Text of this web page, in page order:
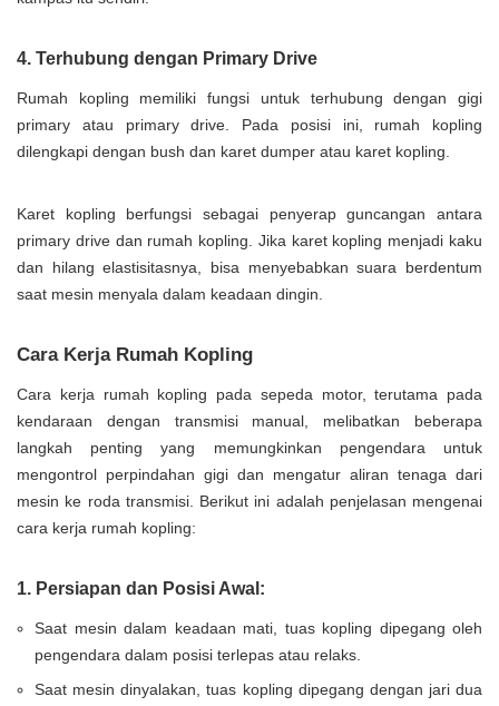
4. Terhubung dengan Primary Drive
Rumah kopling memiliki fungsi untuk terhubung dengan gigi
primary atau primary drive. Pada posisi ini, rumah kopling
dilengkapi dengan bush dan karet dumper atau karet kopling.
Karet kopling berfungsi sebagai penyerap guncangan antara
primary drive dan rumah kopling. Jika karet kopling menjadi kaku
dan hilang elastisitasnya, bisa menyebabkan suara berdentum
saat mesin menyala dalam keadaan dingin.
Cara Kerja Rumah Kopling
Cara kerja rumah kopling pada sepeda motor, terutama pada
kendaraan dengan transmisi manual, melibatkan beberapa
langkah penting yang memungkinkan pengendara untuk
mengontrol perpindahan gigi dan mengatur aliran tenaga dari
mesin ke roda transmisi. Berikut ini adalah penjelasan mengenai
cara kerja rumah kopling:
1. Persiapan dan Posisi Awal:
Saat mesin dalam keadaan mati, tuas kopling dipegang oleh
pengendara dalam posisi terlepas atau relaks.
Saat mesin dinyalakan, tuas kopling dipegang dengan jari dua